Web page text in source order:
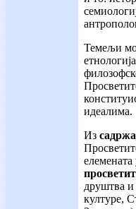
Темељи
идеалима.
Из
друштва и
културе,